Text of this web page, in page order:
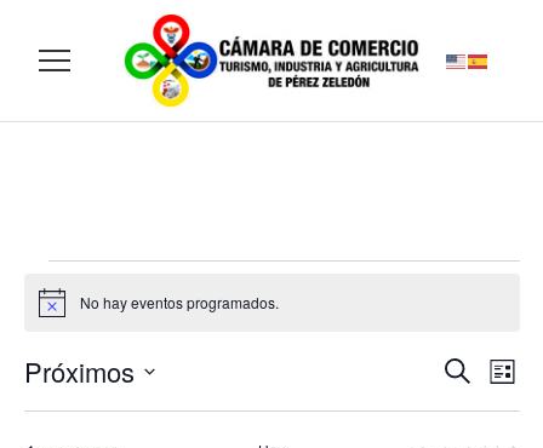
Aviso No hay eventos programados.
Buscar
de
de
Lista
Próximos